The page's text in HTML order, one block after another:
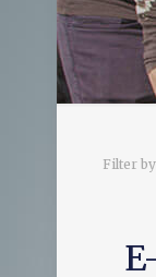
Filter by